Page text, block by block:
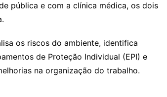
pública e com a clínica médica, os dois
os riscos do ambiente, identifica
de Proteção Individual (EPI) e
na organização do trabalho.